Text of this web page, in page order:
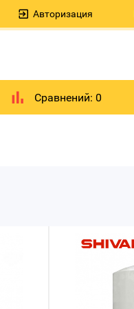
Авторизация
Сравнений: 0